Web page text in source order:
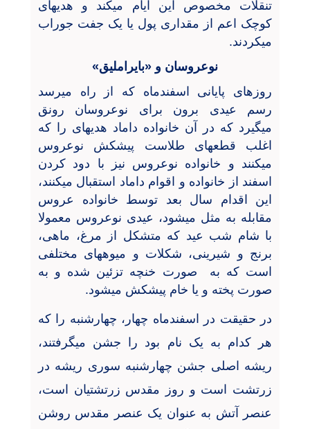
تنقلات مخصوص این ایام میکند و هدیهای
کوچک اعم از مقداری پول یا یک جفت جوراب
میکردند.
نوعروسان و «بایراملیق»
روزهای پایانی اسفندماه که از راه میرسد
رسم عیدی برون برای نوعروسان رونق
میگیرد که در آن خانواده داماد هدیهای را که
اغلب قطعهای طلاست پیشکش نوعروس
میکنند و خانواده نوعروس نیز با دود کردن
اسفند از خانواده و اقوام داماد استقبال میکنند،
این اقدام سال بعد توسط خانواده عروس
مقابله به مثل میشود، عیدی نوعروس معمولا
با شام شب عید که متشکل از مرغ، ماهی،
برنج و شیرینی، شکلات و میوههای مختلفی
است که به صورت خنچه تزئین شده و به
صورت پخته و یا خام پیشکش میشود.
در حقیقت در اسفندماه چهار، چهارشنبه را که
هر کدام به یک نام بود را جشن میگرفتند،
ریشه اصلی جشن چهارشنبه سوری ریشه در
زرتشت است و روز مقدس زرتشتیان است،
عنصر آتش به عنوان یک عنصر مقدس روشن